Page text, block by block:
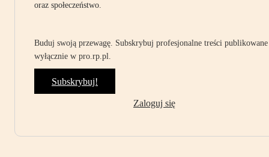
oraz społeczeństwo.
Buduj swoją przewagę. Subskrybuj profesjonalne treści publikowane
wyłącznie w pro.rp.pl.
Subskrybuj!
Zaloguj się